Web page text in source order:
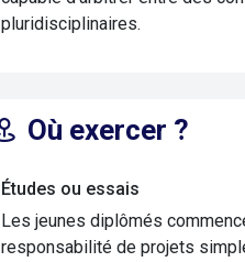
pluridisciplinaires.
Où exercer ?
Études ou essais
Les jeunes diplômés
responsabilité de projets